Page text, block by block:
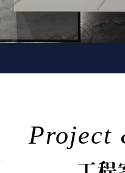
Project